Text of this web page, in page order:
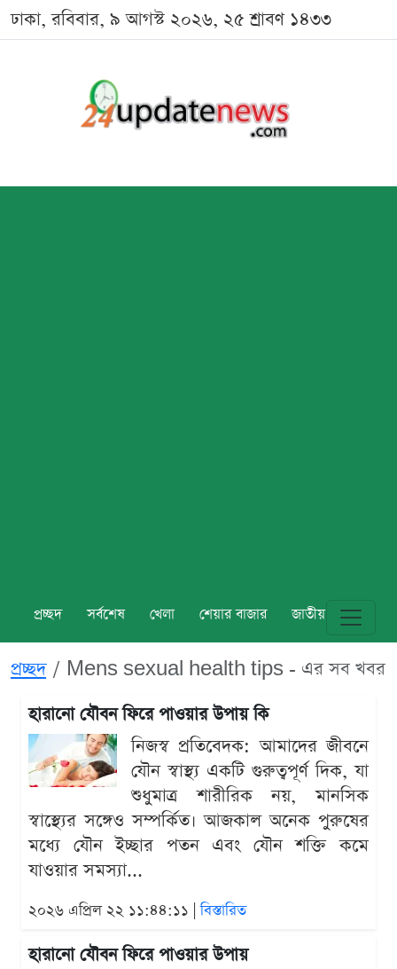
ঢাকা, রবিবার, ৯ আগস্ট ২০২৬, ২৫ শ্রাবণ ১৪৩৩
প্রচ্ছদ সর্বশেষ খেলা শেয়ার বাজার জাতীয় বিশ্ব
প্রচ্ছদ Mens sexual health tips - এর সব খবর
হারানো যৌবন ফিরে পাওয়ার উপায় কি
নিজস্ব প্রতিবেদক: আমাদের জীবনে
যৌন স্বাস্থ্য একটি গুরুত্বপূর্ণ দিক, যা
শুধুমাত্র শারীরিক নয়, মানসিক
স্বাস্থ্যের সঙ্গেও সম্পর্কিত। আজকাল অনেক পুরুষের
মধ্যে যৌন ইচ্ছার পতন এবং যৌন শক্তি কমে
যাওয়ার সমস্যা...
২০২৬ এপ্রিল ২২ ১১:৪৪:১১ |বিস্তারিত
হারানো যৌবন ফিরে পাওয়ার উপায়